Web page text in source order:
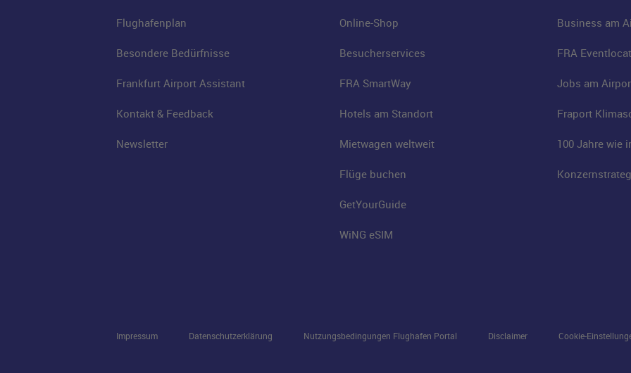
Flughafenplan
Besondere Bedürfnisse
Frankfurt Airport Assistant
Kontakt & Feedback
Newsletter
Online-Shop
Besucherservices
FRA SmartWay
Hotels am Standort
Mietwagen weltweit
Flüge buchen
GetYourGuide
WiNG eSIM
Business am
FRA
Jobs am
Fraport
100 Jahre wie
Impressum Datenschutzerklärung Nutzungsbedingungen Flughafen Portal Disclaimer Cookie-